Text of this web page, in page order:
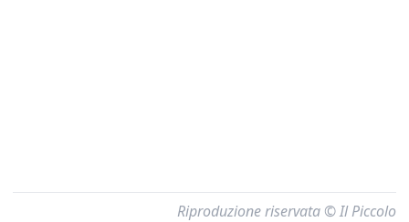
Riproduzione riservata © Il Piccolo